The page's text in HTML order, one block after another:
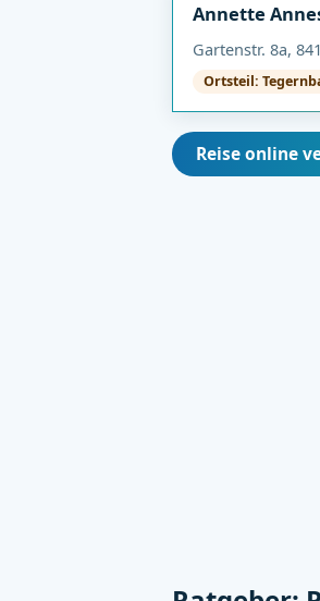
Annette
Gartenstr. 8a,
Ortsteil:
Reise online